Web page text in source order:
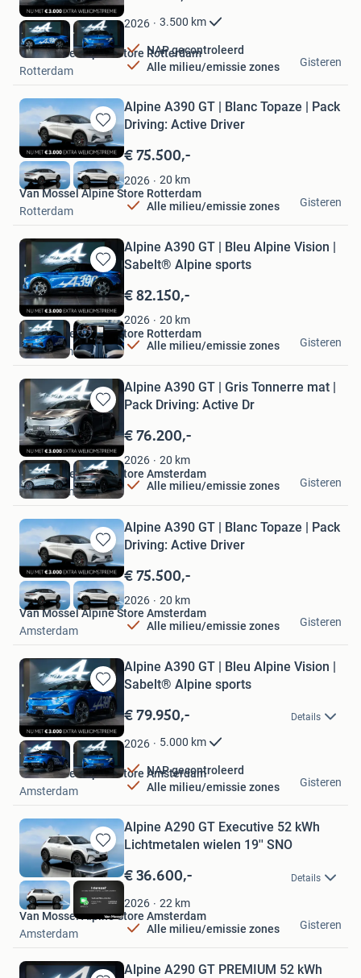
Mijn
Favorieten2026 3.500 km
NAP gecontroleerd
Alle milieu/emissie zones
Van Mossel Alpine Store Rotterdam
Rotterdam
Gisteren
Bewaren
in
Mijn
Favorieten
Alpine A390 GT | Blanc Topaze | Pack
Driving: Active Driver
€ 75.500,-
2026 20 km
Alle milieu/emissie zones
Van Mossel Alpine Store Rotterdam
Rotterdam
Gisteren
Bewaren
in
Mijn
Favorieten
Alpine A390 GT | Bleu Alpine Vision |
Sabelt® Alpine sports
€ 82.150,-
2026 20 km
Alle milieu/emissie zones
Van Mossel Alpine Store Rotterdam
Rotterdam
Gisteren
Bewaren
in
Mijn
Favorieten
Alpine A390 GT | Gris Tonnerre mat |
Pack Driving: Active Dr
€ 76.200,-
2026 20 km
Alle milieu/emissie zones
Van Mossel Alpine Store Amsterdam
Amsterdam
Gisteren
Bewaren
in
Mijn
Favorieten
Alpine A390 GT | Blanc Topaze | Pack
Driving: Active Driver
€ 75.500,-
2026 20 km
Alle milieu/emissie zones
Van Mossel Alpine Store Amsterdam
Amsterdam
Gisteren
Bewaren
in
Mijn
Favorieten
Alpine A390 GT | Bleu Alpine Vision |
Sabelt® Alpine sports
€ 79.950,- Details
2026 5.000 km
NAP gecontroleerd
Alle milieu/emissie zones
Van Mossel Alpine Store Amsterdam
Amsterdam
Gisteren
Bewaren
in
Mijn
Favorieten
Alpine A290 GT Executive 52 kWh
Lichtmetalen wielen 19'' SNO
€ 36.600,- Details
2026 22 km
Alle milieu/emissie zones
Van Mossel Alpine Store Amsterdam
Amsterdam
Gisteren
Alpine A290 GT PREMIUM 52 kWh